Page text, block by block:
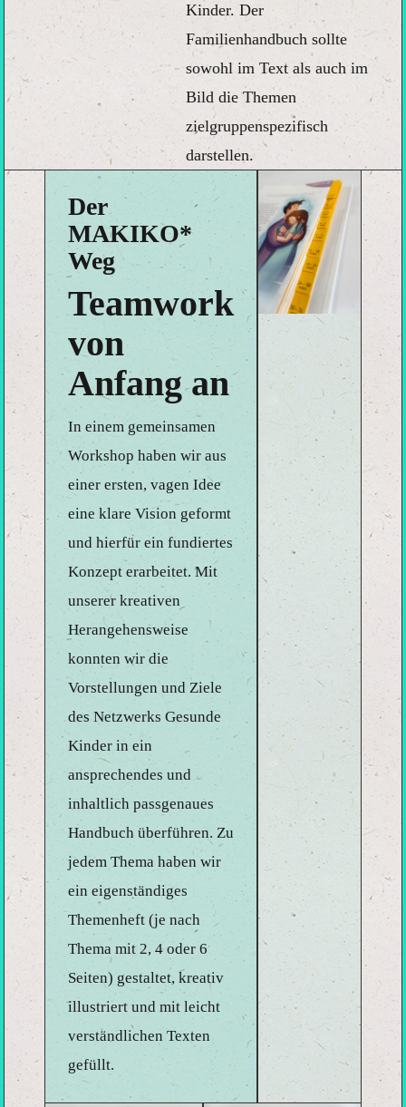
Kinder. Der
Familienhandbuch sollte
sowohl im Text als auch im
Bild die Themen
zielgruppenspezifisch
darstellen.
Der
MAKIKO*
Weg
Teamwork
von
Anfang an
In einem gemeinsamen
Workshop haben wir aus
einer ersten, vagen Idee
eine klare Vision geformt
und hierfür ein fundiertes
Konzept erarbeitet. Mit
unserer kreativen
Herangehensweise
konnten wir die
Vorstellungen und Ziele
des Netzwerks Gesunde
Kinder in ein
ansprechendes und
inhaltlich passgenaues
Handbuch überführen. Zu
jedem Thema haben wir
ein eigenständiges
Themenheft (je nach
Thema mit 2, 4 oder 6
Seiten) gestaltet, kreativ
illustriert und mit leicht
verständlichen Texten
gefüllt.